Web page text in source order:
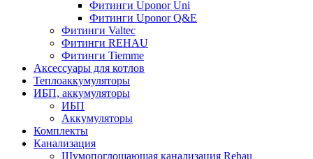
Фитинги Uponor Uni
Фитинги Uponor Q&E
Фитинги Valtec
Фитинги REHAU
Фитинги Tiemme
Аксессуары для котлов
Теплоаккумуляторы
ИБП, аккумуляторы
ИБП
Аккумуляторы
Комплекты
Канализация
Шумопоглощающая канализация Rehau